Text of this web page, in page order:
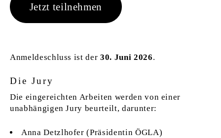
Jetzt teilnehmen
Anmeldeschluss ist der30. Juni 2026.
Die Jury
Die eingereichten Arbeiten werden von einer
unabhängigen Jury beurteilt, darunter:
Anna Detzlhofer (Präsidentin ÖGLA)